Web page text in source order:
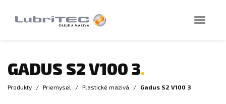
Menu
GADUS S2 V100 3
Produkty / Priemysel / Plastické mazivá / Gadus S2 V100 3